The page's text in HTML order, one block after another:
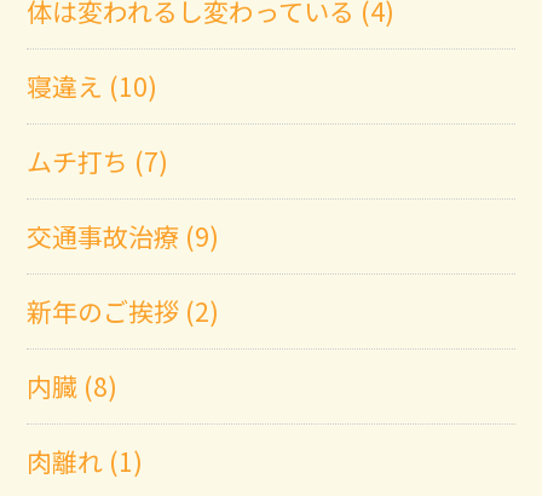
体は変われるし変わっている (4)
寝違え (10)
ムチ打ち (7)
交通事故治療 (9)
新年のご挨拶 (2)
内臓 (8)
肉離れ (1)